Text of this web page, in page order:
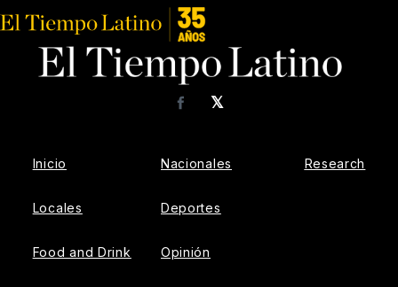
𝕏
Facebook
Inicio
Locales
Food and Drink
Nacionales
Deportes
Opinión
Research